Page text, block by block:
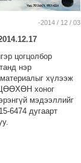
-2014 / 12 / 03
цогцолбор
нэр
хүлээж
хоног
мэдээллийг
6474 дугаарт